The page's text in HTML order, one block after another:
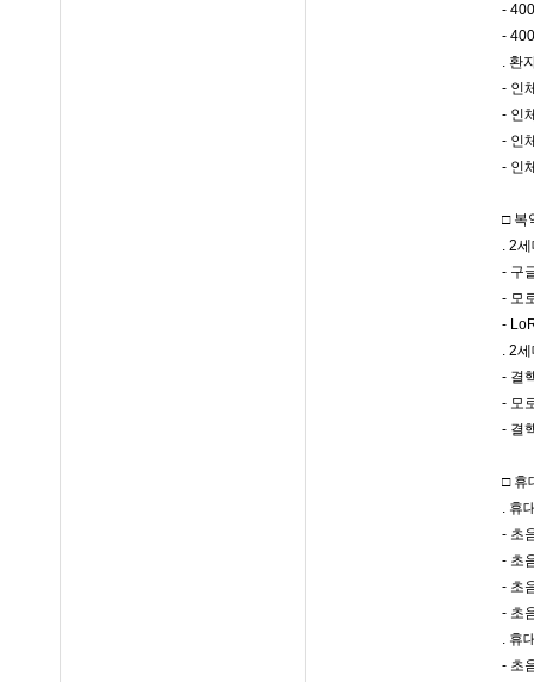
-
-
. 환
- 인
- 인
- 인
- 인
□ 복
. 2
- 구
- 모
-
. 2
- 결
- 모
- 결
□ 휴
. 휴
- 초
- 초
- 초
- 초
. 휴
- 초